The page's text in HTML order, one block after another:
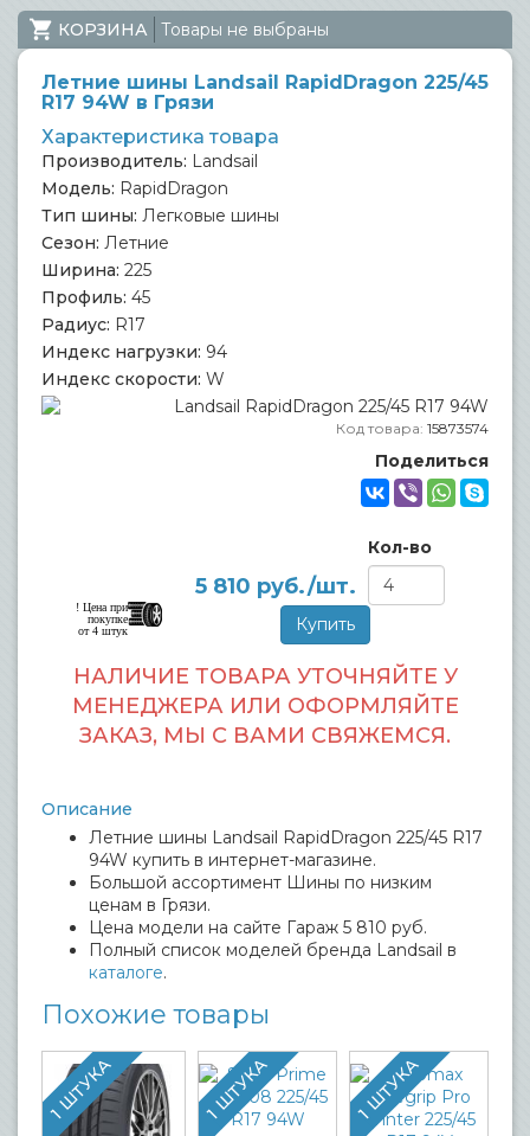
КОРЗИНА Товары не выбраны
Летние шины Landsail RapidDragon 225/45
R17 94W в Грязи
Характеристика товара
Производитель: Landsail
Модель: RapidDragon
Тип шины: Легковые шины
Сезон: Летние
Ширина: 225
Профиль: 45
Радиус: R17
Индекс нагрузки: 94
Индекс скорости: W
Код товара: 15873574
Поделиться
! Цена при
покупке
от 4 штук
5 810 руб./шт.
Кол-во
НАЛИЧИЕ ТОВАРА УТОЧНЯЙТЕ У
МЕНЕДЖЕРА ИЛИ ОФОРМЛЯЙТЕ
ЗАКАЗ, МЫ С ВАМИ СВЯЖЕМСЯ.
Описание
Летние шины Landsail RapidDragon 225/45 R17
94W купить в интернет-магазине.
Большой ассортимент Шины по низким
ценам в Грязи.
Цена модели на сайте Гараж 5 810 руб.
Полный список моделей бренда Landsail в
каталоге.
Похожие товары
1 ШТУКА 1 ШТУКА 1 ШТУКА